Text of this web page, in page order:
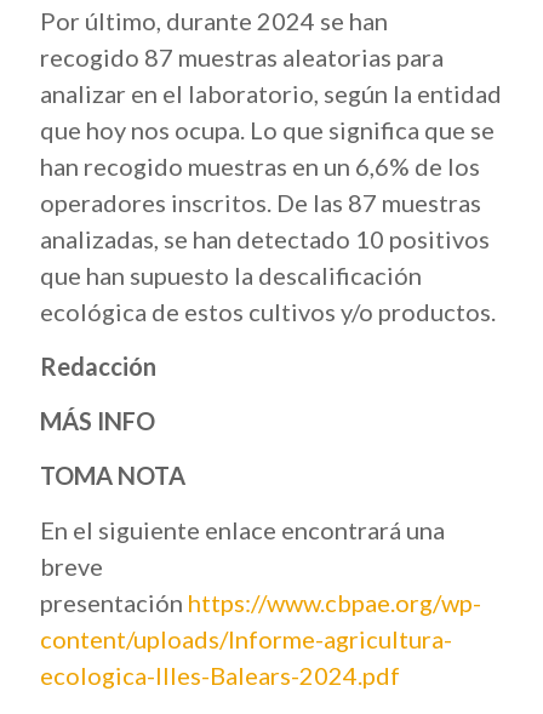
Por último, durante 2024 se han
recogido 87 muestras aleatorias para
analizar en el laboratorio, según la entidad
que hoy nos ocupa. Lo que significa que se
han recogido muestras en un 6,6% de los
operadores inscritos. De las 87 muestras
analizadas, se han detectado 10 positivos
que han supuesto la descalificación
ecológica de estos cultivos y/o productos.
Redacción
MÁS INFO
TOMA NOTA
En el siguiente enlace encontrará una
breve
presentación https://www.cbpae.org/wp-
content/uploads/Informe-agricultura-
ecologica-Illes-Balears-2024.pdf